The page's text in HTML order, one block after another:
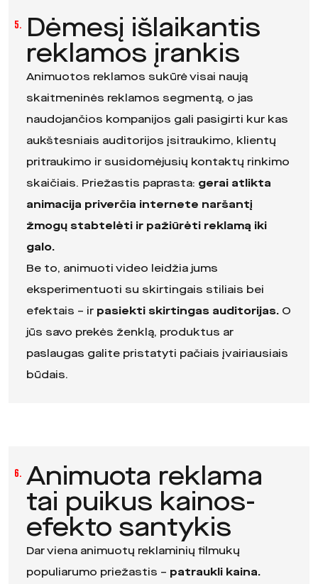
5. Dėmesį išlaikantis
reklamos įrankis
Animuotos reklamos sukūrė visai naują
skaitmeninės reklamos segmentą, o jas
naudojančios kompanijos gali pasigirti kur kas
aukštesniais auditorijos įsitraukimo, klientų
pritraukimo ir susidomėjusių kontaktų rinkimo
skaičiais. Priežastis paprasta: gerai atlikta
animacija priverčia internete naršantį
žmogų stabtelėti ir pažiūrėti reklamą iki
galo.
Be to, animuoti video leidžia jums
eksperimentuoti su skirtingais stiliais bei
efektais – ir pasiekti skirtingas auditorijas.O
jūs savo prekės ženklą, produktus ar
paslaugas galite pristatyti pačiais įvairiausiais
būdais.
6. Animuota reklama
tai puikus kainos-
efekto santykis
Dar viena animuotų reklaminių filmukų
populiarumo priežastis – patraukli kaina.